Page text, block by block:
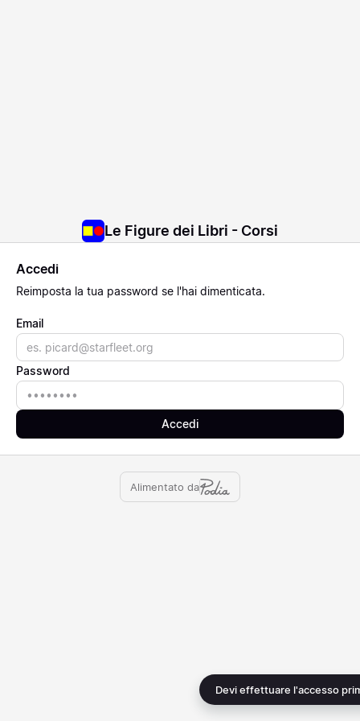
Devi effettuare l'accesso
Le Figure dei Libri - Corsi
Accedi
Reimposta la tua password se l'hai dimenticata.
Email
Email
Password
Password
Accedi
Alimentato da